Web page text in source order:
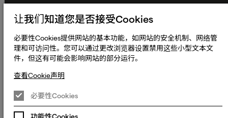
人权与劳工权益
全球政策
无障碍声明
更改Cookie偏好设置
© 2023 - 2026 熠文（上海）信息技术有限公司. Keywords International
Limited, Whelan House, South County Business Park, Leopardstown,
Dublin 18, Dublin Ireland.沪ICP备2022022064号-1沪公网安备
31010902003465号
让我们知道您是否接受Cookies
必要性Cookies提供网站的基本功能，如网站的安全机制、网络管
理和可访问性。您可以通过更改浏览器设置禁用这些小型文本文
件，但这有可能会影响网站的部分运行。
查看Cookie声明
必要性Cookies